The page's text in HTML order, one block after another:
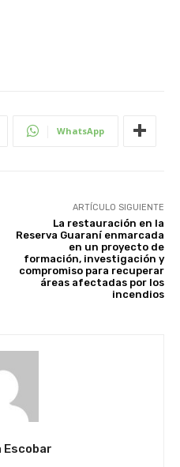
WhatsApp
ARTÍCULO SIGUIENTE
La restauración en la
Reserva Guaraní enmarcada
en un proyecto de
formación, investigación y
compromiso para recuperar
áreas afectadas por los
incendios